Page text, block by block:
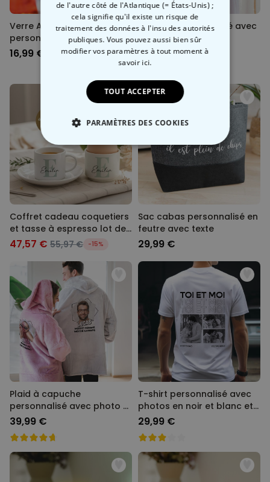
Verre Aperol Spritz
personnalisé avec année
16,99 €
Peignoir personnalisé avec
photo et texte
39,99 €
Coffret cadeau coquetiers
et tasse à espresso lot de
2
47,57 € 55,97 € -15%
Sac cabas personnalisé en
feutre avec texte
29,99 €
Plaid à capuche
personnalisé avec photo et
texte
39,99 €
T-shirt personnalisé avec
photos en noir et blanc et
texte
29,99 €
de l'autre côté de l'Atlantique (= États-Unis) ;
cela signifie qu'il existe un risque de
traitement des données à l'insu des autorités
publiques. Vous pouvez aussi bien sûr
modifier vos paramètres à tout momentà
savoir ici.
TOUT ACCEPTER
PARAMÈTRES DES COOKIES
STRICTEMENT NÉCESSAIRE
PERFORMANCE
COMMERCIALISATION
NON CLASSÉ